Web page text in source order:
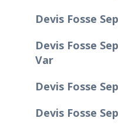
Devis Fosse
Devis Fosse
Var
Devis Fosse
Devis Fosse